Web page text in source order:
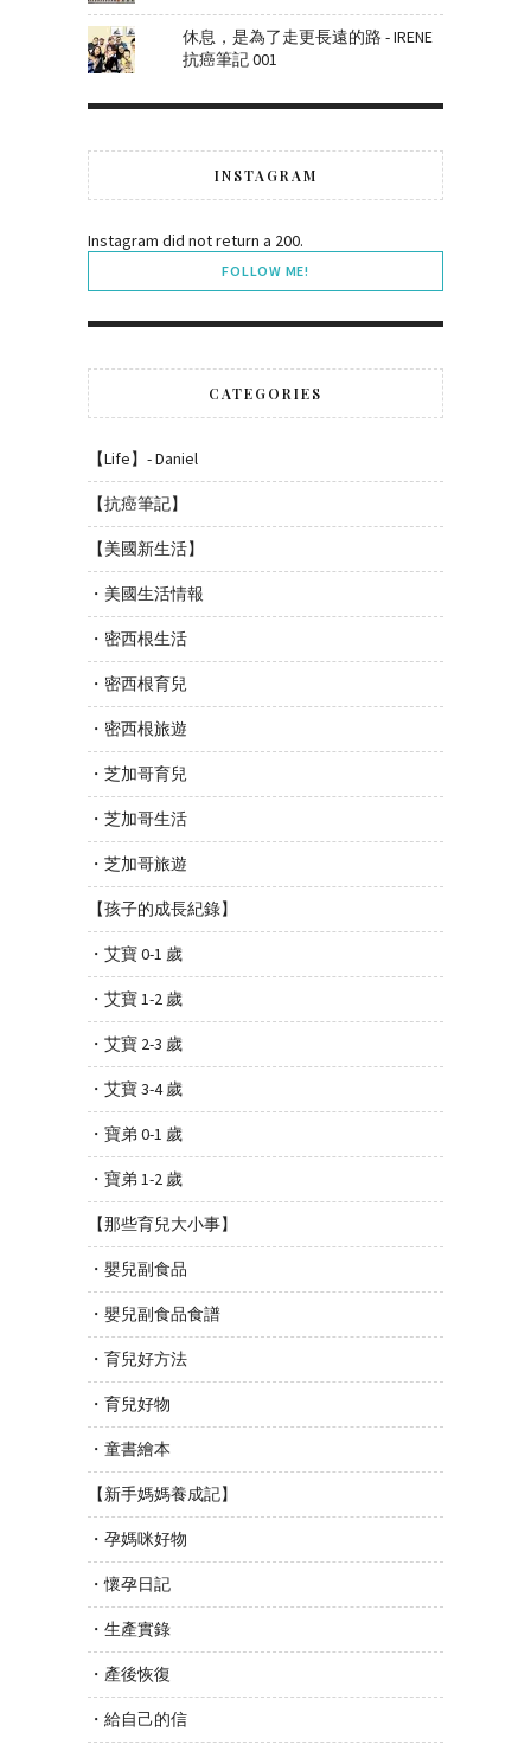
休息，是為了走更長遠的路 - IRENE
抗癌筆記 001
INSTAGRAM
Instagram did not return a 200.
FOLLOW ME!
CATEGORIES
【Life】- Daniel
【抗癌筆記】
【美國新生活】
・美國生活情報
・密西根生活
・密西根育兒
・密西根旅遊
・芝加哥育兒
・芝加哥生活
・芝加哥旅遊
【孩子的成長紀錄】
・艾寶 0-1 歲
・艾寶 1-2 歲
・艾寶 2-3 歲
・艾寶 3-4 歲
・寶弟 0-1 歲
・寶弟 1-2 歲
【那些育兒大小事】
・嬰兒副食品
・嬰兒副食品食譜
・育兒好方法
・育兒好物
・童書繪本
【新手媽媽養成記】
・孕媽咪好物
・懷孕日記
・生產實錄
・產後恢復
・給自己的信